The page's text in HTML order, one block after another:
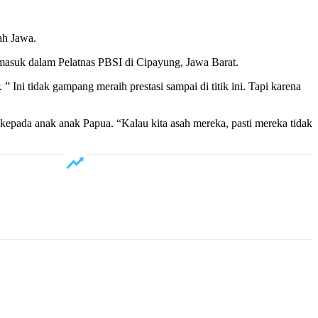
Jawa.
dalam Pelatnas PBSI di Cipayung, Jawa Barat.
Ini tidak gampang meraih prestasi sampai di titik ini. Tapi karena
anak anak Papua. “Kalau kita asah mereka, pasti mereka tidak